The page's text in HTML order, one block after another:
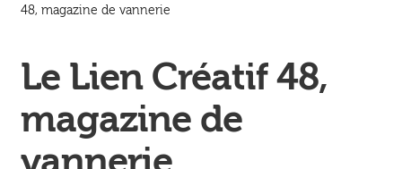
Abeilles en liberté
Les ouvrages
Les outils
48, magazine de vannerie
Le Lien Créatif 48,
magazine de